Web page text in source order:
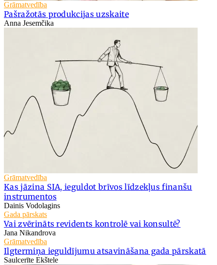
Grāmatvedība
Pašražotās produkcijas uzskaite
Anna Jesemčika
Grāmatvedība
Kas jāzina SIA, ieguldot brīvos līdzekļus finanšu
instrumentos
Dainis Vodolagins
Gada pārskats
Vai zvērināts revidents kontrolē vai konsultē?
Jana Nikandrova
Grāmatvedība
Ilgtermiņa ieguldījumu atsavināšana gada pārskatā
Saulcerīte Ekštele